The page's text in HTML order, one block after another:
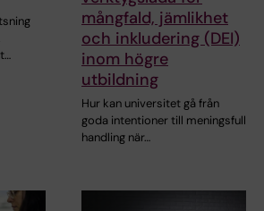
mångfald, jämlikhet
och inkludering (DEI)
inom högre
utbildning
Hur kan universitet gå från
goda intentioner till meningsfull
handling när…